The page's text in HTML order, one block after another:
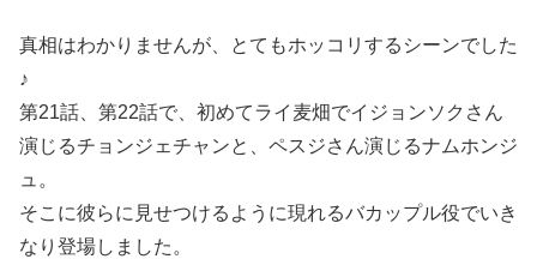
真相はわかりませんが、とてもホッコリするシーンでした
♪
第21話、第22話で、初めてライ麦畑でイジョンソクさん
演じるチョンジェチャンと、ペスジさん演じるナムホンジ
ュ。
そこに彼らに見せつけるように現れるバカップル役でいき
なり登場しました。